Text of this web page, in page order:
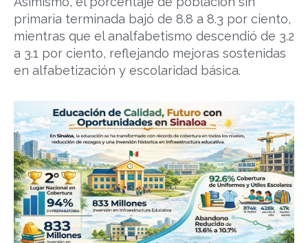
primaria terminada bajó de 8.8 a 8.3 por ciento,
mientras que el analfabetismo descendió de 3.2
a 3.1 por ciento, reflejando mejoras sostenidas
en alfabetización y escolaridad básica.